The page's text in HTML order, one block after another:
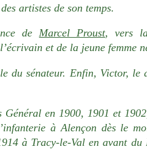
artistes de son temps.
deMarcel Proust, vers
et de la jeune femme
du sénateur. Enfin, Victor,
Général en 1900, 1901 et
à Alençon dès le
à Tracy-le-Val en avant